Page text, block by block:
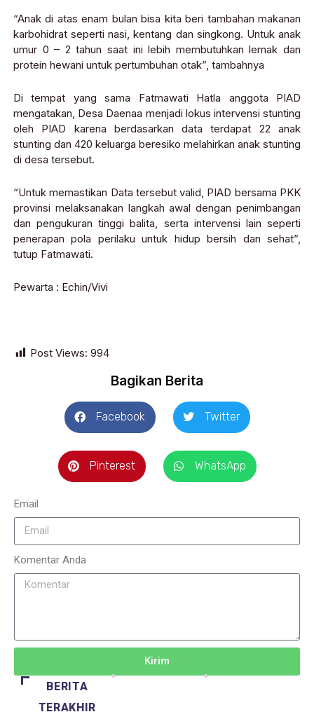
“Anak di atas enam bulan bisa kita beri tambahan makanan
karbohidrat seperti nasi, kentang dan singkong. Untuk anak
umur 0 – 2 tahun saat ini lebih membutuhkan lemak dan
protein hewani untuk pertumbuhan otak”, tambahnya
Di tempat yang sama Fatmawati Hatla anggota PIAD
mengatakan, Desa Daenaa menjadi lokus intervensi stunting
oleh PIAD karena berdasarkan data terdapat 22 anak
stunting dan 420 keluarga beresiko melahirkan anak stunting
di desa tersebut.
“Untuk memastikan Data tersebut valid, PIAD bersama PKK
provinsi melaksanakan langkah awal dengan penimbangan
dan pengukuran tinggi balita, serta intervensi lain seperti
penerapan pola perilaku untuk hidup bersih dan sehat”,
tutup Fatmawati.
Pewarta : Echin/Vivi
Post Views: 994
Bagikan Berita
Facebook Twitter
Pinterest WhatsApp
Email
Komentar Anda
Kirim
BERITA
TERAKHIR